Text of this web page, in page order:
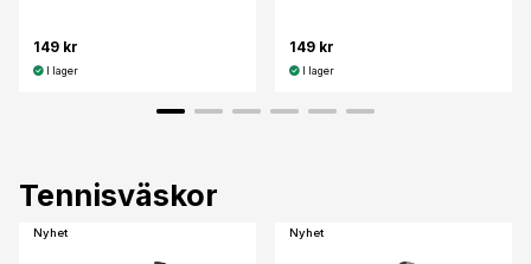
149 kr
I lager
149 kr
I lager
Tennisväskor
Nyhet Nyhet